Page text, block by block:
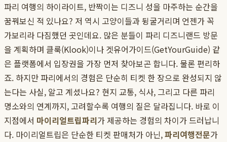
파리 여행의 하이라이트, 반짝이는 디즈니 성을 마주하는 순간을
꿈꿔보신 적 있나요? 저 역시 고양이들과 뒹굴거리며 언젠가 꼭
가보리라 다짐했던 곳인데요. 많은 분들이 파리 디즈니랜드 방문
을 계획하며 클룩(Klook)이나 겟유어가이드(GetYourGuide) 같
은 플랫폼에서 입장권을 가장 먼저 찾아보곤 합니다. 물론 편리하
죠. 하지만 파리에서의 경험은 단순히 티켓 한 장으로 완성되지 않
는다는 사실, 알고 계셨나요? 현지 교통, 식사, 그리고 다른 파리
명소와의 연계까지, 고려할수록 여행의 질은 달라집니다. 바로 이
지점에서 마이리얼트립파리가 제공하는 경험의 차이가 드러납니
다. 마이리얼트립은 단순한 티켓 판매처가 아닌,파리여행전문가